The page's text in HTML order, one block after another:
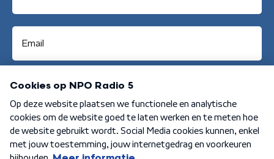
Aanmelden
Algemene voorwaarden